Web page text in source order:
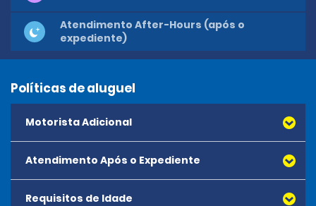
Atendimento After-Hours (após o
expediente)
Políticas de aluguel
Motorista Adicional
Atendimento Após o Expediente
Requisitos de Idade